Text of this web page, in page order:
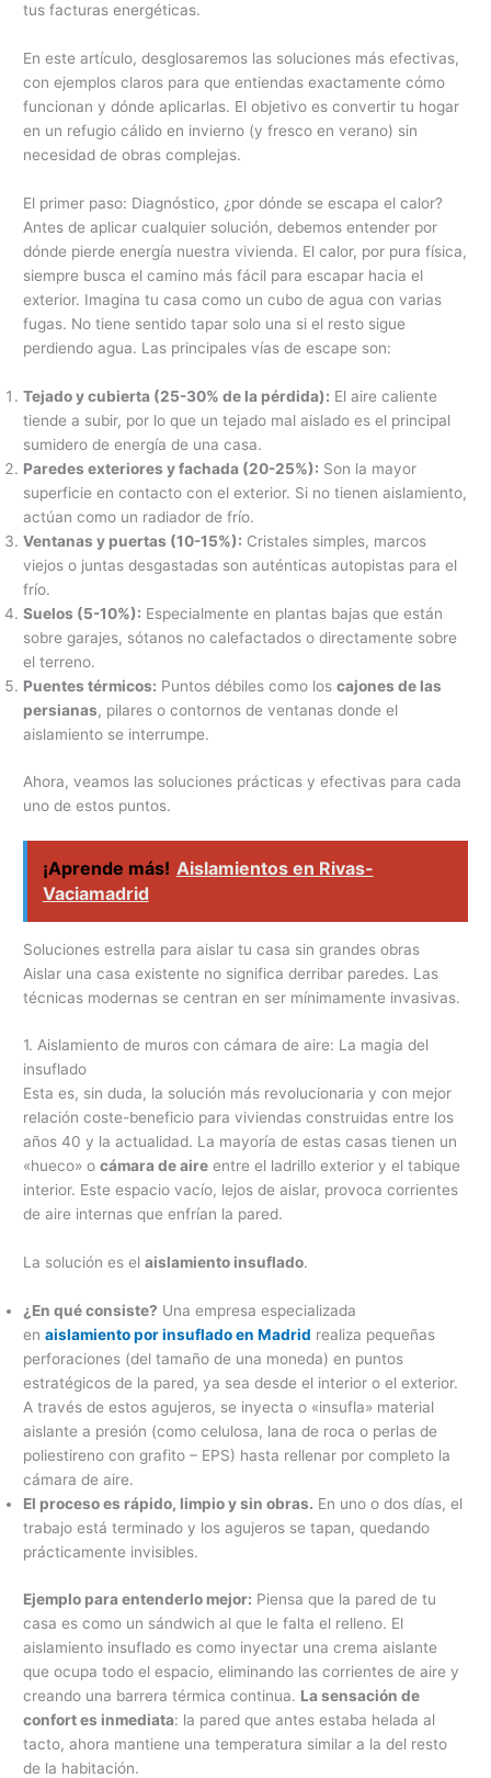
tus facturas energéticas.
En este artículo, desglosaremos las soluciones más efectivas,
con ejemplos claros para que entiendas exactamente cómo
funcionan y dónde aplicarlas. El objetivo es convertir tu hogar
en un refugio cálido en invierno (y fresco en verano) sin
necesidad de obras complejas.
El primer paso: Diagnóstico, ¿por dónde se escapa el calor?
Antes de aplicar cualquier solución, debemos entender por
dónde pierde energía nuestra vivienda. El calor, por pura física,
siempre busca el camino más fácil para escapar hacia el
exterior. Imagina tu casa como un cubo de agua con varias
fugas. No tiene sentido tapar solo una si el resto sigue
perdiendo agua. Las principales vías de escape son:
Tejado y cubierta (25-30% de la pérdida): El aire caliente
tiende a subir, por lo que un tejado mal aislado es el principal
sumidero de energía de una casa.
Paredes exteriores y fachada (20-25%): Son la mayor
superficie en contacto con el exterior. Si no tienen aislamiento,
actúan como un radiador de frío.
Ventanas y puertas (10-15%): Cristales simples, marcos
viejos o juntas desgastadas son auténticas autopistas para el
frío.
Suelos (5-10%): Especialmente en plantas bajas que están
sobre garajes, sótanos no calefactados o directamente sobre
el terreno.
Puentes térmicos: Puntos débiles como loscajones de las
persianas, pilares o contornos de ventanas donde el
aislamiento se interrumpe.
Ahora, veamos las soluciones prácticas y efectivas para cada
uno de estos puntos.
¡Aprende más! Aislamientos en Rivas-
Vaciamadrid
Soluciones estrella para aislar tu casa sin grandes obras
Aislar una casa existente no significa derribar paredes. Las
técnicas modernas se centran en ser mínimamente invasivas.
1. Aislamiento de muros con cámara de aire: La magia del
insuflado
Esta es, sin duda, la solución más revolucionaria y con mejor
relación coste-beneficio para viviendas construidas entre los
años 40 y la actualidad. La mayoría de estas casas tienen un
«hueco» ocámara de aire entre el ladrillo exterior y el tabique
interior. Este espacio vacío, lejos de aislar, provoca corrientes
de aire internas que enfrían la pared.
La solución es elaislamiento insuflado.
¿En qué consiste? Una empresa especializada
enaislamiento por insuflado en Madrid realiza pequeñas
perforaciones (del tamaño de una moneda) en puntos
estratégicos de la pared, ya sea desde el interior o el exterior.
A través de estos agujeros, se inyecta o «insufla» material
aislante a presión (como celulosa, lana de roca o perlas de
poliestireno con grafito – EPS) hasta rellenar por completo la
cámara de aire.
El proceso es rápido, limpio y sin obras. En uno o dos días, el
trabajo está terminado y los agujeros se tapan, quedando
prácticamente invisibles.
Ejemplo para entenderlo mejor: Piensa que la pared de tu
casa es como un sándwich al que le falta el relleno. El
aislamiento insuflado es como inyectar una crema aislante
que ocupa todo el espacio, eliminando las corrientes de aire y
creando una barrera térmica continua. La sensación de
confort es inmediata: la pared que antes estaba helada al
tacto, ahora mantiene una temperatura similar a la del resto
de la habitación.